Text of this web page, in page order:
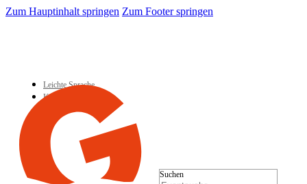
Zum Hauptinhalt springen Zum Footer springen
Leichte Sprache
Kontakt
Suchen